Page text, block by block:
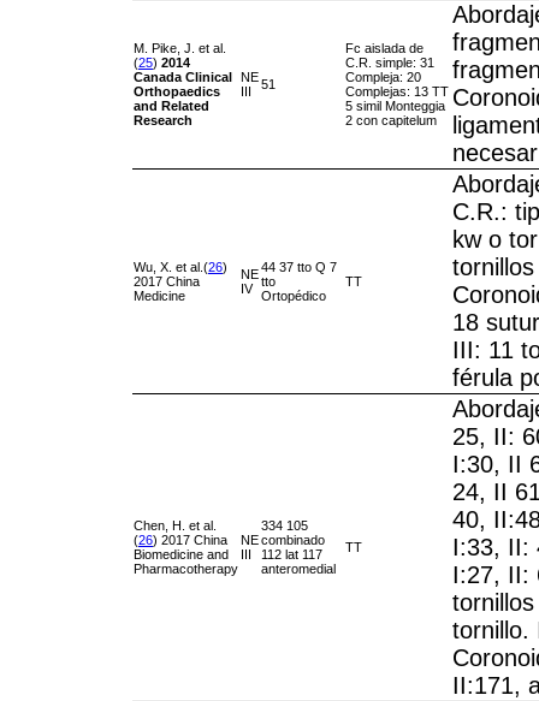
M. Pike, J. et al.
(25) 2014
Canada Clinical
Orthopaedics
and Related
Research
NE
III
51
Fc aislada de
C.R. simple: 31
Compleja: 20
Complejas: 13 TT
5 simil Monteggia
2 con capitelum
Wu, X. et al.(26)
2017 China
Medicine
NE
IV
44 37 tto Q 7
tto
Ortopédico
TT
C.R.:
kw o
18
III: 11
férula
Chen, H. et al.
(26) 2017 China
Biomedicine and
Pharmacotherapy
NE
III
334 105
combinado
112 lat 117
anteromedial
TT
25, II:
I:30, II
24, II
40,
I:33, II:
I:27, II:
tornillo.
II:171,